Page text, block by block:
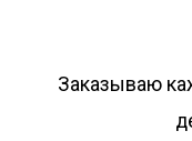
Заказываю